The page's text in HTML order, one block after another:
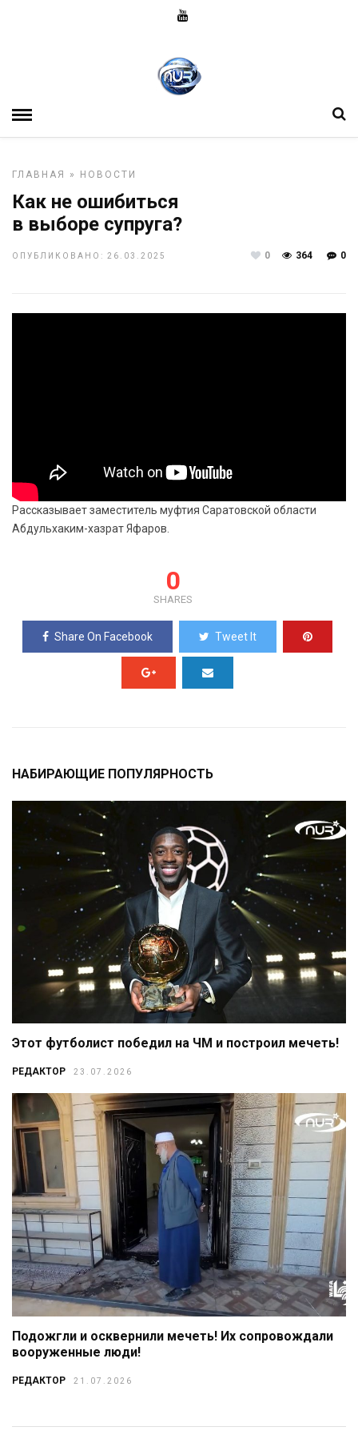
ГЛАВНАЯ » НОВОСТИ
Как не ошибиться
в выборе супруга?
ОПУБЛИКОВАНО: 26.03.2025 0
364
0
Рассказывает заместитель муфтия Саратовской области
Абдульхаким-хазрат Яфаров.
0
SHARES
Share On Facebook Tweet It
НАБИРАЮЩИЕ ПОПУЛЯРНОСТЬ
Этот футболист победил на ЧМ и построил мечеть!
РЕДАКТОР 23.07.2026
Подожгли и осквернили мечеть! Их сопровождали
вооруженные люди!
РЕДАКТОР 21.07.2026